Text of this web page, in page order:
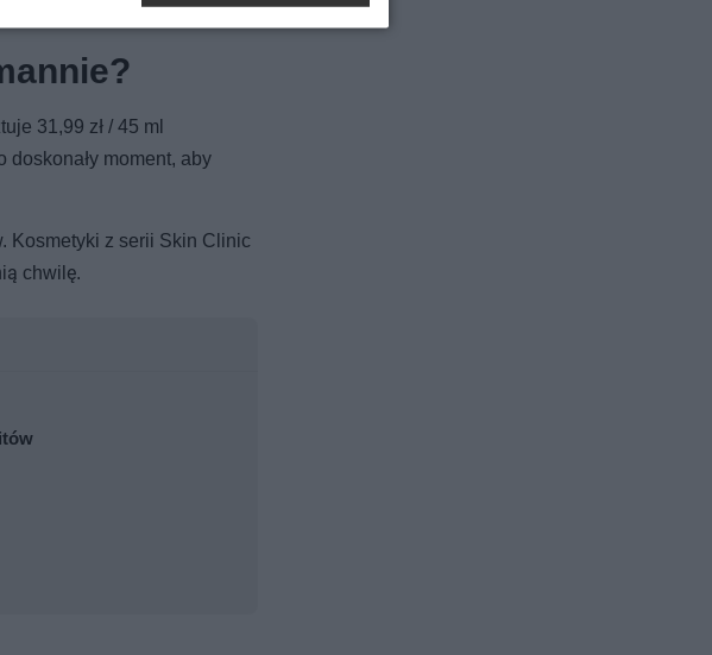
31,99 zł / 45 ml
doskonały moment, aby
Kosmetyki z serii Skin Clinic
chwilę.